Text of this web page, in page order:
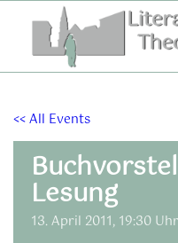
springen
<< All Events
Lesung
13. April 2011, 19:30 Uhr